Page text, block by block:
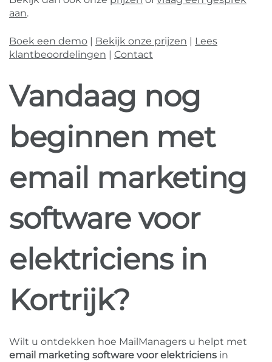
aan.
Boek een demo Bekijk onze prijzen
Lees
klantbeoordelingen
Contact
Vandaag nog
beginnen met
email marketing
software voor
elektriciens in
Kortrijk?
Wilt u ontdekken hoe MailManagers u helpt met
email marketing software voor elektriciens in